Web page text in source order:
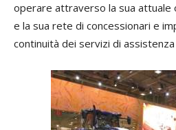
operare attraverso la sua attuale
e la sua rete di concessionari e
continuità dei servizi di assistenza